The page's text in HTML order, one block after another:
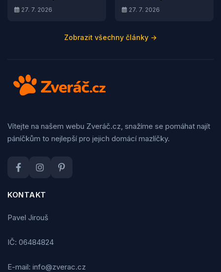
27. 7. 2026 27. 7. 2026
Zobrazit všechny články →
Vítejte na našem webu Zveráč.cz, snažíme se pomáhat najít
páníčkům to nejlepší pro jejich domácí mazlíčky.
KONTAKT
Pavel Jirouš
IČ: 06484824
E-mail: info@zverac.cz